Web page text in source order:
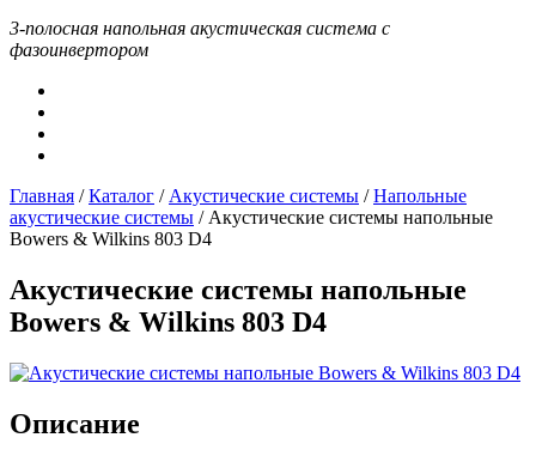
3-полосная напольная акустическая система с
фазоинвертором
Главная /Каталог / Акустические системы /Напольные
акустические системы / Акустические системы напольные
Bowers & Wilkins 803 D4
Акустические системы напольные
Bowers & Wilkins 803 D4
Описание